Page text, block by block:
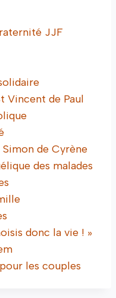
JJF
Vincent de Paul
de Cyrène
des malades
donc la vie ! »
les couples